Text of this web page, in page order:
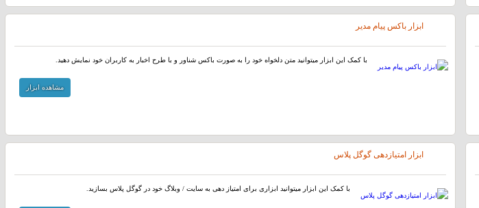
ابزار باکس پیام مدیر
با کمک این ابزار میتوانید متن دلخواه خود را به صورت باکس شناور و با طرح اخبار به کاربران خود نمایش دهید.
مشاهده ابزار
ابزار امتیازدهی گوگل پلاس
با کمک این ابزار میتوانید ابزاری برای امتیاز دهی به سایت / وبلاگ خود در گوگل پلاس بسازید.